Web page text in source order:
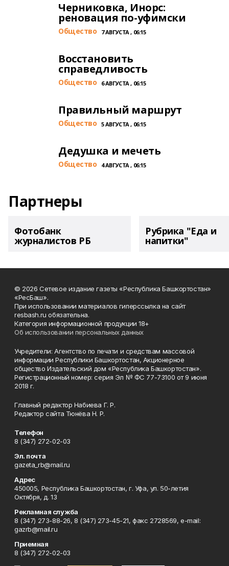
Черниковка, Инорс:
реновация по-уфимски
Общество 7 АВГУСТА , 06:15
Восстановить
справедливость
Общество 6 АВГУСТА , 06:15
Правильный маршрут
Общество 5 АВГУСТА , 06:15
Дедушка и мечеть
Общество 4 АВГУСТА , 06:15
Партнеры
Фотобанк
журналистов РБ
Рубрика "Еда и
напитки"
© 2026 Сетевое издание газеты «Республика Башкортостан»
«РесБаш».
При использовании материалов гиперссылка на сайт
resbash.ru обязательна.
Категория информационной продукции 18+
Об использовании персональных данных
Учредители: Агентство по печати и средствам массовой
информации Республики Башкортостан, Акционерное
общество Издательский дом «Республика Башкортостан».
Регистрационный номер: серия Эл № ФС 77-73100 от 9 июня
2018 г.
Главный редактор Набиева Г. Р.
Редактор сайта Тюнёва Н. Р.
Телефон
8 (347) 272-02-03
Эл. почта
gazeta_rb@mail.ru
Адрес
450005, Республика Башкортостан, г. Уфа, ул. 50-летия
Октября, д. 13
Рекламная служба
8 (347) 273-88-26, 8 (347) 273-45-21, факс 2728569, e-mail:
gazrb@mail.ru
Приемная
8 (347) 272-02-03